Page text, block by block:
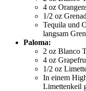
4 oz
1/2 oz
Tequila und
langsam
Paloma:
2 oz Blanco
4 oz
1/2 oz
In einem
Limettenkeil